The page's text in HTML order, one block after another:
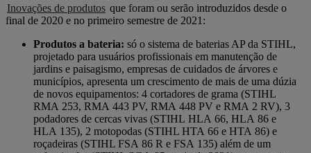
Inovações de produtos que foram ou serão introduzidos desde o
final de 2020 e no primeiro semestre de 2021:
Produtos a bateria: só o sistema de baterias AP da STIHL,
projetado para usuários profissionais em manutenção de
jardins e paisagismo, empresas de cuidados de árvores e
municípios, apresenta um crescimento de mais de uma dúzia
de novos equipamentos: 4 cortadores de grama (STIHL
RMA 253, RMA 443 PV, RMA 448 PV e RMA 2 RV), 3
podadores de cercas vivas (STIHL HLA 66, HLA 86 e
HLA 135), 2 motopodas (STIHL HTA 66 e HTA 86) e
roçadeiras (STIHL FSA 86 R e FSA 135) além de um